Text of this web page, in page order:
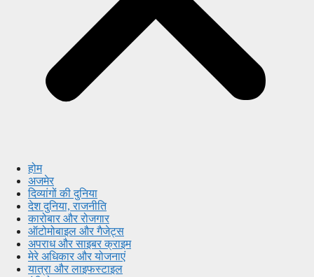
होम
अजमेर
दिव्यांगों की दुनिया
देश दुनिया, राजनीति
कारोबार और रोजगार
ऑटोमोबाइल और गैजेट्स
अपराध और साइबर क्राइम
मेरे अधिकार और योजनाएं
यात्रा और लाइफस्टाइल